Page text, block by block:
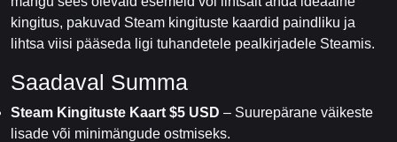
kingitus, pakuvad Steam kingituste kaardid paindliku ja
lihtsa viisi pääseda ligi tuhandetele pealkirjadele Steamis.
Saadaval Summa
Steam Kingituste Kaart $5 USD – Suurepärane väikeste
lisade või minimängude ostmiseks.